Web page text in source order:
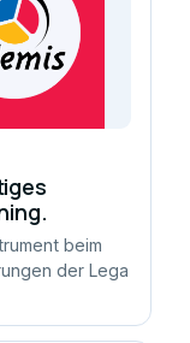
beim
der Lega